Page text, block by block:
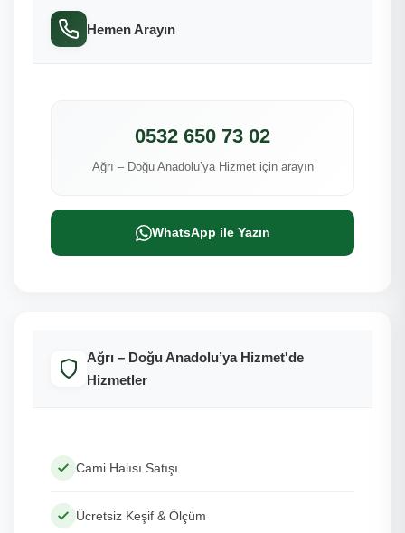
Hemen Arayın
0532 650 73 02
Ağrı – Doğu Anadolu’ya Hizmet için arayın
WhatsApp ile Yazın
Ağrı – Doğu Anadolu’ya Hizmet'de
Hizmetler
Cami Halısı Satışı
Ücretsiz Keşif & Ölçüm